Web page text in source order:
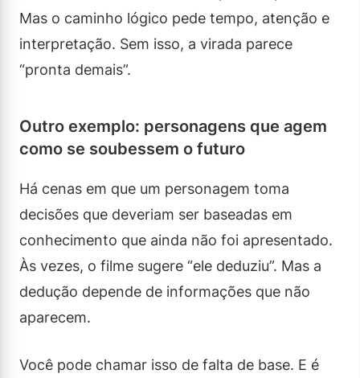
Mas o caminho lógico pede tempo, atenção e
interpretação. Sem isso, a virada parece
“pronta demais”.
Outro exemplo: personagens que agem
como se soubessem o futuro
Há cenas em que um personagem toma
decisões que deveriam ser baseadas em
conhecimento que ainda não foi apresentado.
Às vezes, o filme sugere “ele deduziu”. Mas a
dedução depende de informações que não
aparecem.
Você pode chamar isso de falta de base. E é